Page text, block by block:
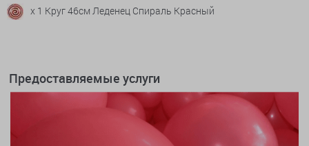
x 1 Круг 46см Леденец Спираль Красный
Предоставляемые услуги